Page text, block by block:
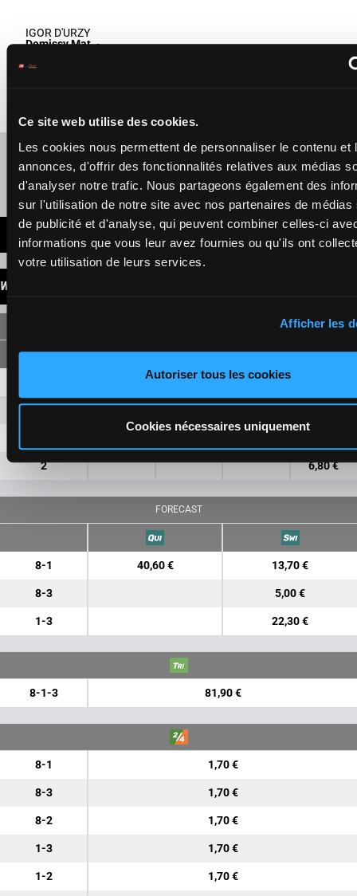
Ce site web utilise des cookies.
Les cookies nous permettent de personnaliser le contenu et
annonces, d'offrir des fonctionnalités relatives aux médias
d'analyser notre trafic. Nous partageons également des
sur l'utilisation de notre site avec nos partenaires de médias
de publicité et d'analyse, qui peuvent combiner celles-ci
informations que vous leur avez fournies ou qu'ils ont
votre utilisation de leurs services.
Afficher les
Autoriser tous les cookies
Cookies nécessaires uniquement
10
IGOR D'URZY
Demissy Mat.-
H/8 - 2300m
Refresh odds
Presence of favorite horses
LATEST NEWS
WINNINGS
1,50 €
1 17,90 € 5,00 €
2 6,80 €
FORECAST
8-1 40,60 € 13,70 €
8-3 5,00 €
1-3 22,30 €
8-1-3 81,90 €
8-1 1,70 €
8-3 1,70 €
8-2 1,70 €
1-3 1,70 €
1-2 1,70 €